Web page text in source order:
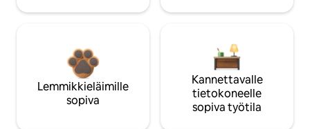
Lemmikkieläimille
sopiva
Kannettavalle
tietokoneelle
sopiva työtila